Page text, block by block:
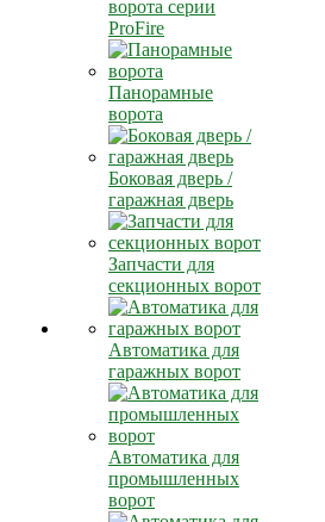
ворота серии
ProFire
Панорамные
ворота
Боковая дверь /
гаражная дверь
Запчасти для
секционных ворот
Автоматика для
гаражных ворот
Автоматика для
промышленных
ворот